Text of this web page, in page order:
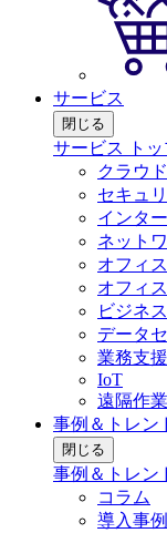
サービス
閉じる
サービス トッ
クラウ
セキュ
インタ
ネット
オフィ
オフィ
ビジネ
データ
業務支
IoT
遠隔作
事例＆トレン
閉じる
事例＆トレン
コラム
導入事例